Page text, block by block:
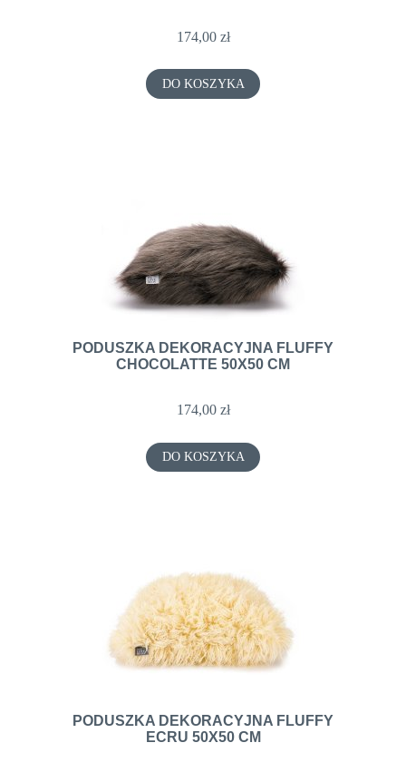
174,00 zł
DO KOSZYKA
PODUSZKA DEKORACYJNA FLUFFY
CHOCOLATTE 50X50 CM
174,00 zł
DO KOSZYKA
PODUSZKA DEKORACYJNA FLUFFY
ECRU 50X50 CM